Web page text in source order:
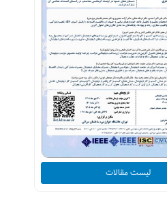
لیست مقالات